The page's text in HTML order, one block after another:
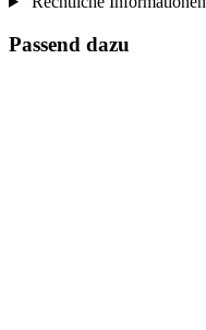
Passend dazu